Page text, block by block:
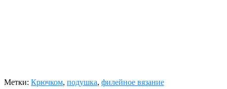
Метки: Крючком, подушка, филейное вязание